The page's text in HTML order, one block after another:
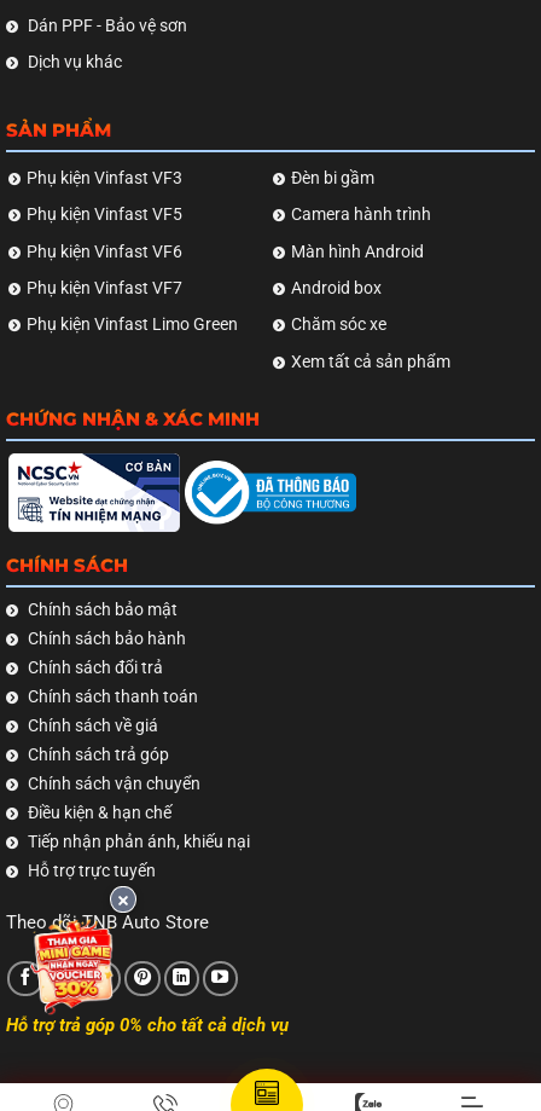
Dán PPF - Bảo vệ sơn
Dịch vụ khác
SẢN PHẨM
Phụ kiện Vinfast VF3
Phụ kiện Vinfast VF5
Phụ kiện Vinfast VF6
Phụ kiện Vinfast VF7
Phụ kiện Vinfast Limo Green
Đèn bi gầm
Camera hành trình
Màn hình Android
Android box
Chăm sóc xe
Xem tất cả sản phẩm
CHỨNG NHẬN & XÁC MINH
CHÍNH SÁCH
Chính sách bảo mật
Chính sách bảo hành
Chính sách đổi trả
Chính sách thanh toán
Chính sách về giá
Chính sách trả góp
Chính sách vận chuyển
Điều kiện & hạn chế
Tiếp nhận phản ánh, khiếu nại
Hỗ trợ trực tuyến
Theo dõi TNB Auto Store
Hỗ trợ trả góp 0% cho tất cả dịch vụ